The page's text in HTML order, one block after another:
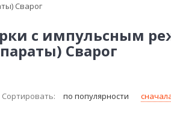
Сварог
с импульсным
Сварог
Сортировать: по популярности